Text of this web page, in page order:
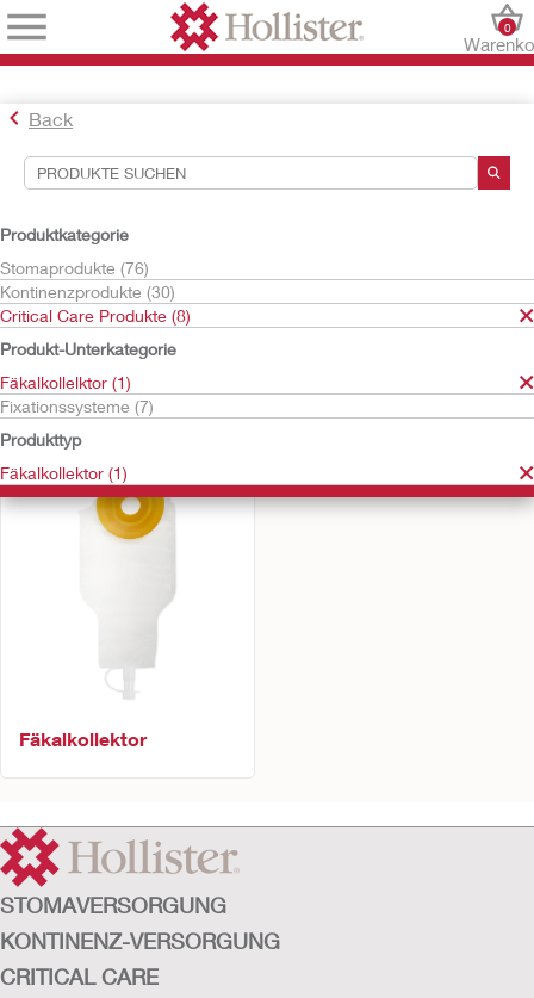
0
Back
Produktkategorie
Stomaprodukte (76)
Kontinenzprodukte (30)
Critical Care Produkte (8)
Produkt-Unterkategorie
Fäkalkollelktor (1)
Fixationssysteme (7)
Produkttyp
Fäkalkollektor (1)
Suchwerkzeuge
Ihre Auswahl:
Critical Care Produkte
Fäkalkollelktor
Fäkalkollektor
Ihre Auswahl hat
Ergebnisse ergeben
Sortieren nach:
Fäkalkollektor
STOMAVERSORGUNG
KONTINENZ-VERSORGUNG
CRITICAL CARE